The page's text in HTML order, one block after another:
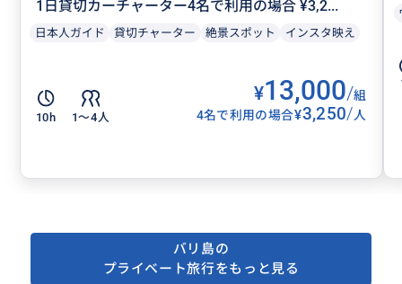
1日貸切カーチャーター4名で利用の場合 ¥3,2...
日本人ガイド 貸切チャーター 絶景スポット インスタ映え
10h 1〜4人
¥13,000/組
4名で利用の場合¥3,250/人
バリ島の
プライベート旅行をもっと見る